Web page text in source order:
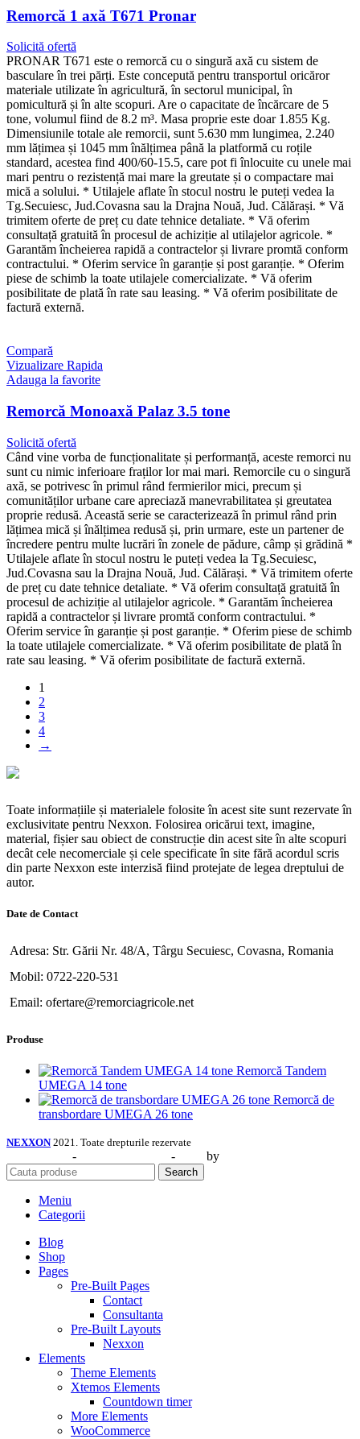
Remorcă 1 axă T671 Pronar
Solicită ofertă
PRONAR T671 este o remorcă cu o singură axă cu sistem de
basculare în trei părți. Este concepută pentru transportul oricăror
materiale utilizate în agricultură, în sectorul municipal, în
pomicultură și în alte scopuri. Are o capacitate de încărcare de 5
tone, volumul fiind de 8.2 m³. Masa proprie este doar 1.855 Kg.
Dimensiunile totale ale remorcii, sunt 5.630 mm lungimea, 2.240
mm lățimea și 1045 mm înălțimea până la platformă cu roțile
standard, acestea find 400/60-15.5, care pot fi înlocuite cu unele mai
mari pentru o rezistență mai mare la greutate și o compactare mai
mică a solului. * Utilajele aflate în stocul nostru le puteți vedea la
Tg.Secuiesc, Jud.Covasna sau la Drajna Nouă, Jud. Călărași. * Vă
trimitem oferte de preț cu date tehnice detaliate. * Vă oferim
consultață gratuită în procesul de achiziție al utilajelor agricole. *
Garantăm încheierea rapidă a contractelor și livrare promtă conform
contractului. * Oferim service în garanție și post garanție. * Oferim
piese de schimb la toate utilajele comercializate. * Vă oferim
posibilitate de plată în rate sau leasing. * Vă oferim posibilitate de
factură externă.
Compară
Vizualizare Rapida
Adauga la favorite
Remorcă Monoaxă Palaz 3.5 tone
Solicită ofertă
Când vine vorba de funcționalitate și performanță, aceste remorci nu
sunt cu nimic inferioare fraților lor mai mari. Remorcile cu o singură
axă, se potrivesc în primul rând fermierilor mici, precum și
comunităților urbane care apreciază manevrabilitatea și greutatea
proprie redusă. Această serie se caracterizează în primul rând prin
lățimea mică și înălțimea redusă și, prin urmare, este un partener de
încredere pentru multe lucrări în zonele de pădure, câmp și grădină *
Utilajele aflate în stocul nostru le puteți vedea la Tg.Secuiesc,
Jud.Covasna sau la Drajna Nouă, Jud. Călărași. * Vă trimitem oferte
de preț cu date tehnice detaliate. * Vă oferim consultață gratuită în
procesul de achiziție al utilajelor agricole. * Garantăm încheierea
rapidă a contractelor și livrare promtă conform contractului. *
Oferim service în garanție și post garanție. * Oferim piese de schimb
la toate utilajele comercializate. * Vă oferim posibilitate de plată în
rate sau leasing. * Vă oferim posibilitate de factură externă.
1
2
3
4
→
Toate informațiile și materialele folosite în acest site sunt rezervate în
exclusivitate pentru Nexxon. Folosirea oricărui text, imagine,
material, fișier sau obiect de construcție din acest site în alte scopuri
decât cele necomerciale și cele specificate în site fără acordul scris
din parte Nexxon este interzisă fiind protejate de legea dreptului de
autor.
Date de Contact
Adresa: Str. Gării Nr. 48/A, Târgu Secuiesc, Covasna, Romania
Mobil: 0722-220-531
Email: ofertare@remorciagricole.net
Produse
Remorcă Tandem
UMEGA 14 tone
Remorcă de
transbordare UMEGA 26 tone
NEXXON 2021. Toate drepturile rezervate
- - by
Search
Meniu
Categorii
Blog
Shop
Pages
Pre-Built Pages
Contact
Consultanta
Pre-Built Layouts
Nexxon
Elements
Theme Elements
Xtemos Elements
Countdown timer
More Elements
WooCommerce